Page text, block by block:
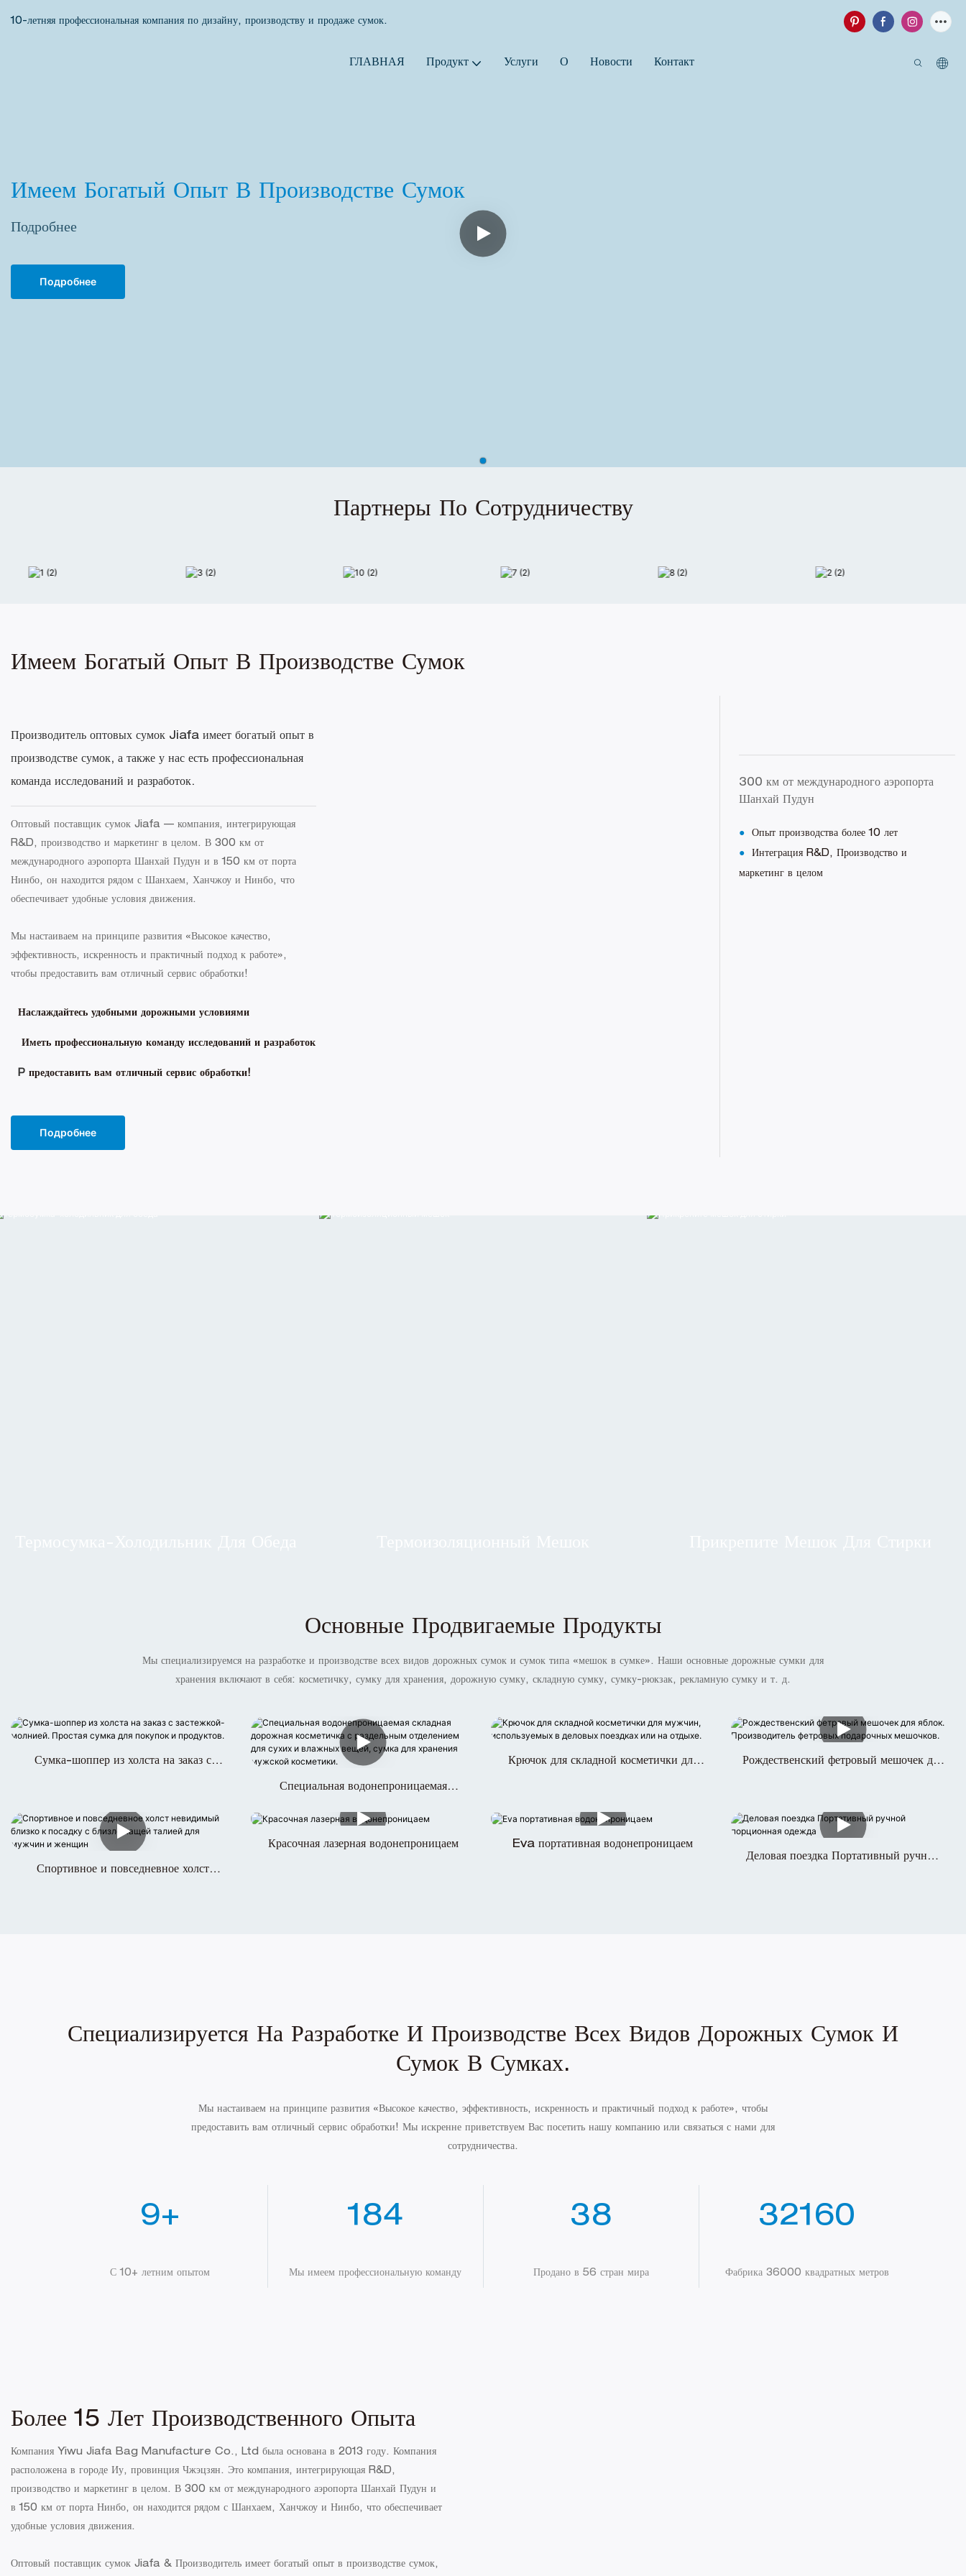
10-летняя профессиональная компания по дизайну, производству и продаже сумок.
ГЛАВНАЯ Продукт Услуги О Новости Контакт
Имеем Богатый Опыт В Производстве Сумок
Подробнее
Подробнее
Партнеры По Сотрудничеству
Имеем Богатый Опыт В Производстве Сумок
Производитель оптовых сумок Jiafa имеет богатый опыт в
производстве сумок, а также у нас есть профессиональная
команда исследований и разработок.
Оптовый поставщик сумок Jiafa — компания, интегрирующая
R&D, производство и маркетинг в целом. В 300 км от
международного аэропорта Шанхай Пудун и в 150 км от порта
Нинбо, он находится рядом с Шанхаем, Ханчжоу и Нинбо, что
обеспечивает удобные условия движения.
Мы настаиваем на принципе развития «Высокое качество,
эффективность, искренность и практичный подход к работе»,
чтобы предоставить вам отличный сервис обработки!
Наслаждайтесь удобными дорожными условиями
Иметь профессиональную команду исследований и разработок
P предоставить вам отличный сервис обработки!
Подробнее
300 км от международного аэропорта
Шанхай Пудун
●
Опыт производства более 10 лет
●
Интеграция R&D, Производство и
маркетинг в целом
Основные Продвигаемые Продукты
Мы специализируемся на разработке и производстве всех видов дорожных сумок и сумок типа «мешок в сумке». Наши основные дорожные сумки для
хранения включают в себя: косметичку, сумку для хранения, дорожную сумку, складную сумку, сумку-рюкзак, рекламную сумку и т. д.
Сумка-шоппер из холста на заказ с
Специальная водонепроницаемая
раздельным отделением для сухих и
влажных вещей, сумка для хранения
Крючок для складной косметички для
Рождественский фетровый мешочек для
Спортивное и повседневное холст
Красочная лазерная водонепроницаем
Eva портативная водонепроницаем
Деловая поездка Портативный ручной
Специализируется На Разработке И Производстве Всех Видов Дорожных Сумок И
Сумок В Сумках.
Мы настаиваем на принципе развития «Высокое качество, эффективность, искренность и практичный подход к работе», чтобы
предоставить вам отличный сервис обработки! Мы искренне приветствуем Вас посетить нашу компанию или связаться с нами для
сотрудничества.
10+
С 10+ летним опытом
196
Мы имеем профессиональную команду
55
Продано в 56 стран мира
35400
Фабрика 36000 квадратных метров
Более 15 Лет Производственного Опыта
Компания Yiwu Jiafa Bag Manufacture Co., Ltd была основана в 2013 году. Компания
расположена в городе Иу, провинция Чжэцзян. Это компания, интегрирующая R&D,
производство и маркетинг в целом. В 300 км от международного аэропорта Шанхай Пудун и
в 150 км от порта Нинбо, он находится рядом с Шанхаем, Ханчжоу и Нинбо, что обеспечивает
удобные условия движения.
Оптовый поставщик сумок Jiafa & Производитель имеет богатый опыт в производстве сумок,